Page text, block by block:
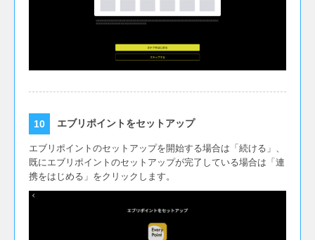
エブリポイントをセットアップ
エブリポイントのセットアップを開始する場合は「続ける」、
既にエブリポイントのセットアップが完了している場合は「連
携をはじめる」をクリックします。